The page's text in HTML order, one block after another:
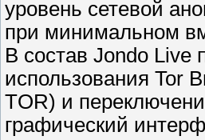
уровень сетевой
при минимальном
В состав Jondo Live
использования Tor
TOR) и
графический